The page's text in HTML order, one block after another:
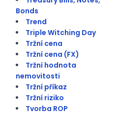
Bonds
Trend
Triple Witching Day
Tržní cena
Tržní cena (FX)
Tržní hodnota
nemovitosti
Tržní příkaz
Tržní riziko
Tvorba ROP